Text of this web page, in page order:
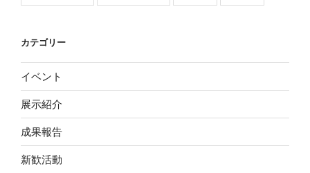
カテゴリー
イベント
展示紹介
成果報告
新歓活動